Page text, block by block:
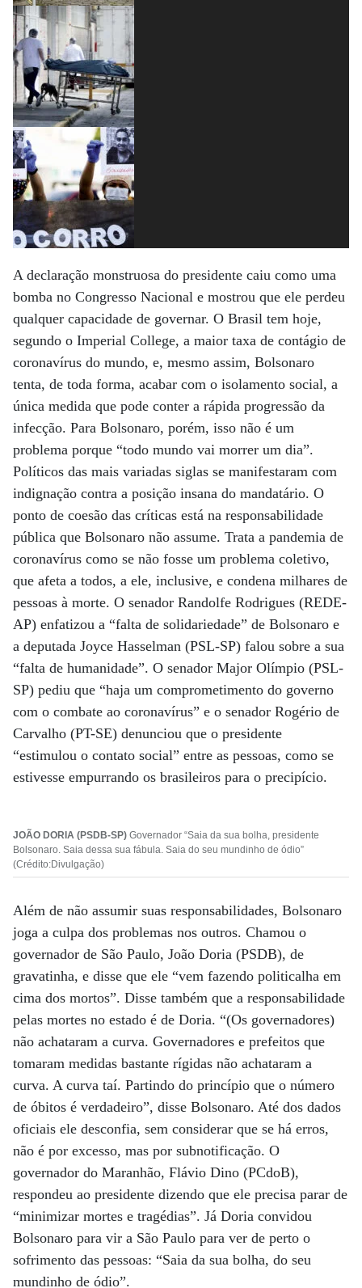
A declaração monstruosa do presidente caiu como uma
bomba no Congresso Nacional e mostrou que ele perdeu
qualquer capacidade de governar. O Brasil tem hoje,
segundo o Imperial College, a maior taxa de contágio de
coronavírus do mundo, e, mesmo assim, Bolsonaro
tenta, de toda forma, acabar com o isolamento social, a
única medida que pode conter a rápida progressão da
infecção. Para Bolsonaro, porém, isso não é um
problema porque “todo mundo vai morrer um dia”.
Políticos das mais variadas siglas se manifestaram com
indignação contra a posição insana do mandatário. O
ponto de coesão das críticas está na responsabilidade
pública que Bolsonaro não assume. Trata a pandemia de
coronavírus como se não fosse um problema coletivo,
que afeta a todos, a ele, inclusive, e condena milhares de
pessoas à morte. O senador Randolfe Rodrigues (REDE-
AP) enfatizou a “falta de solidariedade” de Bolsonaro e
a deputada Joyce Hasselman (PSL-SP) falou sobre a sua
“falta de humanidade”. O senador Major Olímpio (PSL-
SP) pediu que “haja um comprometimento do governo
com o combate ao coronavírus” e o senador Rogério de
Carvalho (PT-SE) denunciou que o presidente
“estimulou o contato social” entre as pessoas, como se
estivesse empurrando os brasileiros para o precipício.
JOÃO DORIA (PSDB-SP) Governador “Saia da sua bolha, presidente
Bolsonaro. Saia dessa sua fábula. Saia do seu mundinho de ódio”
(Crédito:Divulgação)
Além de não assumir suas responsabilidades, Bolsonaro
joga a culpa dos problemas nos outros. Chamou o
governador de São Paulo, João Doria (PSDB), de
gravatinha, e disse que ele “vem fazendo politicalha em
cima dos mortos”. Disse também que a responsabilidade
pelas mortes no estado é de Doria. “(Os governadores)
não achataram a curva. Governadores e prefeitos que
tomaram medidas bastante rígidas não achataram a
curva. A curva taí. Partindo do princípio que o número
de óbitos é verdadeiro”, disse Bolsonaro. Até dos dados
oficiais ele desconfia, sem considerar que se há erros,
não é por excesso, mas por subnotificação. O
governador do Maranhão, Flávio Dino (PCdoB),
respondeu ao presidente dizendo que ele precisa parar de
“minimizar mortes e tragédias”. Já Doria convidou
Bolsonaro para vir a São Paulo para ver de perto o
sofrimento das pessoas: “Saia da sua bolha, do seu
mundinho de ódio”.